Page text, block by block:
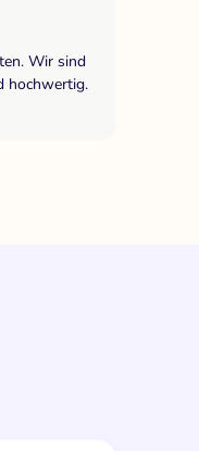
Wir sind
hochwertig.